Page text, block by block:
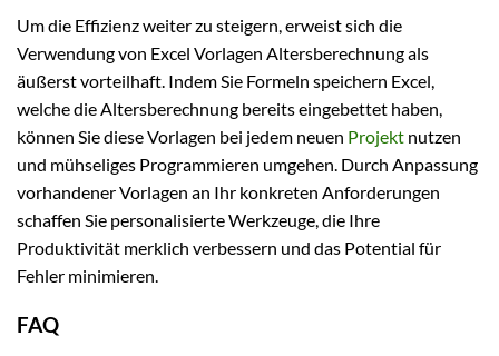
Um die Effizienz weiter zu steigern, erweist sich die
Verwendung von Excel Vorlagen Altersberechnung als
äußerst vorteilhaft. Indem Sie Formeln speichern Excel,
welche die Altersberechnung bereits eingebettet haben,
können Sie diese Vorlagen bei jedem neuen Projekt nutzen
und mühseliges Programmieren umgehen. Durch Anpassung
vorhandener Vorlagen an Ihr konkreten Anforderungen
schaffen Sie personalisierte Werkzeuge, die Ihre
Produktivität merklich verbessern und das Potential für
Fehler minimieren.
FAQ